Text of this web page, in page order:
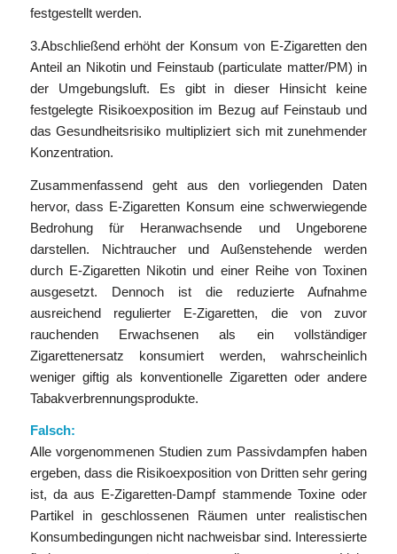
festgestellt werden.
3.Abschließend erhöht der Konsum von E-Zigaretten den
Anteil an Nikotin und Feinstaub (particulate matter/PM) in
der Umgebungsluft. Es gibt in dieser Hinsicht keine
festgelegte Risikoexposition im Bezug auf Feinstaub und
das Gesundheitsrisiko multipliziert sich mit zunehmender
Konzentration.
Zusammenfassend geht aus den vorliegenden Daten
hervor, dass E-Zigaretten Konsum eine schwerwiegende
Bedrohung für Heranwachsende und Ungeborene
darstellen. Nichtraucher und Außenstehende werden
durch E-Zigaretten Nikotin und einer Reihe von Toxinen
ausgesetzt. Dennoch ist die reduzierte Aufnahme
ausreichend regulierter E-Zigaretten, die von zuvor
rauchenden Erwachsenen als ein vollständiger
Zigarettenersatz konsumiert werden, wahrscheinlich
weniger giftig als konventionelle Zigaretten oder andere
Tabakverbrennungsprodukte.
Falsch:
Alle vorgenommenen Studien zum Passivdampfen haben
ergeben, dass die Risikoexposition von Dritten sehr gering
ist, da aus E-Zigaretten-Dampf stammende Toxine oder
Partikel in geschlossenen Räumen unter realistischen
Konsumbedingungen nicht nachweisbar sind. Interessierte